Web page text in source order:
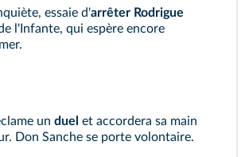
essaie d'arrêter Rodrigue
l'Infante, qui espère encore
un duel et accordera sa main
Don Sanche se porte volontaire.